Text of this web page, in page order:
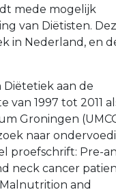
mede mogelijk
van Diëtisten.
in Nederland, en
aan de
van 1997 tot 2011
Groningen
naar
proefschrift: Pre-
neck cancer
and